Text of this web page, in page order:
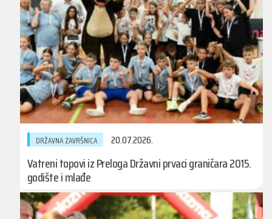
DRŽAVNA ZAVRŠNICA 20.07.2026.
Vatreni topovi iz Preloga Državni prvaci graničara 2015.
godište i mlađe